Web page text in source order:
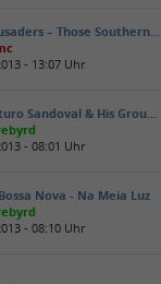
– Those Southern…
- 13:07 Uhr
Sandoval & His Grou…
- 08:01 Uhr
Nova - Na Meia Luz
- 08:10 Uhr